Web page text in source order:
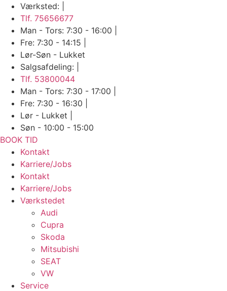
Skip
content
Værksted: |
Tlf. 75656677
Man - Tors: 7:30 - 16:00 |
Fre: 7:30 - 14:15 |
Lør-Søn - Lukket
Salgsafdeling: |
Tlf. 53800044
Man - Tors: 7:30 - 17:00 |
Fre: 7:30 - 16:30 |
Lør - Lukket |
Søn - 10:00 - 15:00
BOOK TID
Kontakt
Karriere/Jobs
Kontakt
Karriere/Jobs
Værkstedet
Audi
Cupra
Skoda
Mitsubishi
SEAT
VW
Service